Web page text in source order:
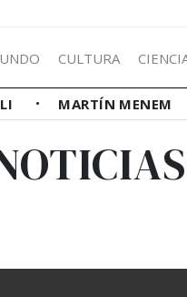
CULTURA
MARTÍN MENEM